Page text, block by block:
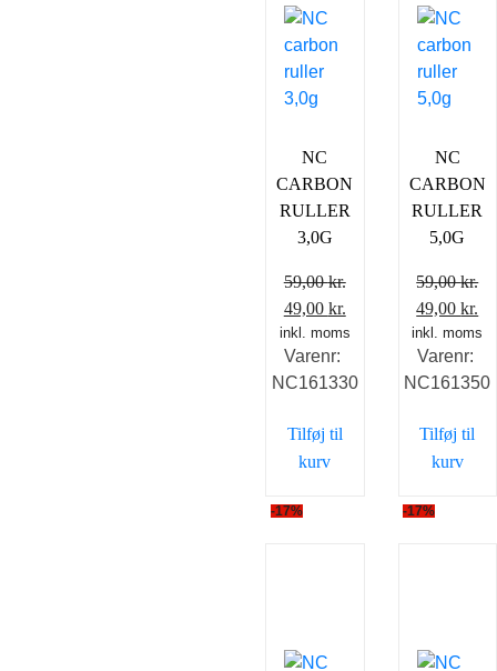
NC
CARBON
RULLER
3,0G
59,00kr.
Den
oprindelige
pris
var:
49,00 kr.
aktuelle
er:
inkl. moms
Varenr:
NC161330
Tilføj til
kurv
NC
CARBON
RULLER
5,0G
59,00kr.
Den
pris
var:
49,00kr.
er:
inkl. moms
Varenr:
NC161350
Tilføj til
kurv
-17% -17%